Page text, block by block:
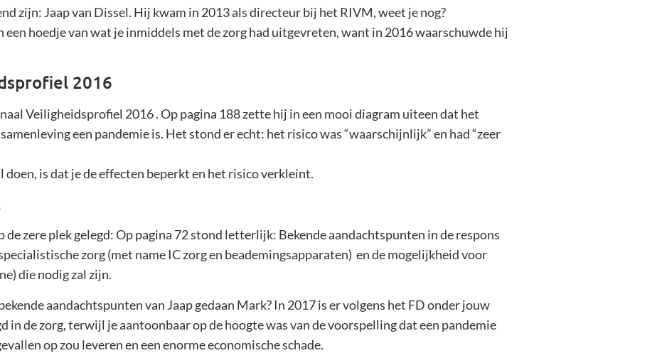
zijn: Jaap van Dissel. Hij kwam in 2013 als directeur bij het RIVM, weet je nog?
hoedje van wat je inmiddels met de zorg had uitgevreten, want in 2016 waarschuwde hij
2016
Veiligheidsprofiel 2016 . Op pagina 188 zette hij in een mooi diagram uiteen dat het
een pandemie is. Het stond er echt: het risico was “waarschijnlijk” en had “zeer
is dat je de effecten beperkt en het risico verkleint.
de zere plek gelegd: Op pagina 72 stond letterlijk: Bekende aandachtspunten in de respons
zorg (met name IC zorg en beademingsapparaten) en de mogelijkheid voor
die nodig zal zijn.
aandachtspunten van Jaap gedaan Mark? In 2017 is er volgens het FD onder jouw
in de zorg, terwijl je aantoonbaar op de hoogte was van de voorspelling dat een pandemie
op zou leveren en een enorme economische schade.